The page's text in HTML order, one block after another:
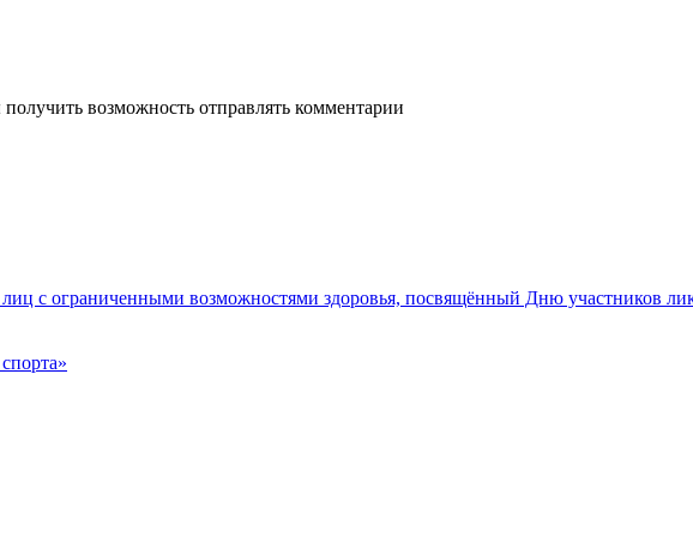
получить возможность отправлять комментарии
с ограниченными возможностями здоровья, посвящённый Дню участников